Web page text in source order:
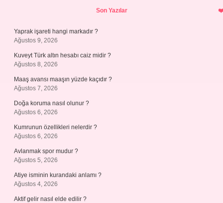
Son Yazılar
Yaprak işareti hangi markadır ?
Ağustos 9, 2026
Kuveyt Türk altın hesabı caiz midir ?
Ağustos 8, 2026
Maaş avansı maaşın yüzde kaçıdır ?
Ağustos 7, 2026
Doğa koruma nasıl olunur ?
Ağustos 6, 2026
Kumrunun özellikleri nelerdir ?
Ağustos 6, 2026
Avlanmak spor mudur ?
Ağustos 5, 2026
Atiye isminin kurandaki anlamı ?
Ağustos 4, 2026
Aktif gelir nasıl elde edilir ?